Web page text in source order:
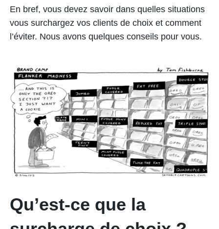
En bref, vous devez savoir dans quelles situations
vous surchargez vos clients de choix et comment
l’éviter. Nous avons quelques conseils pour vous.
Qu’est-ce que la